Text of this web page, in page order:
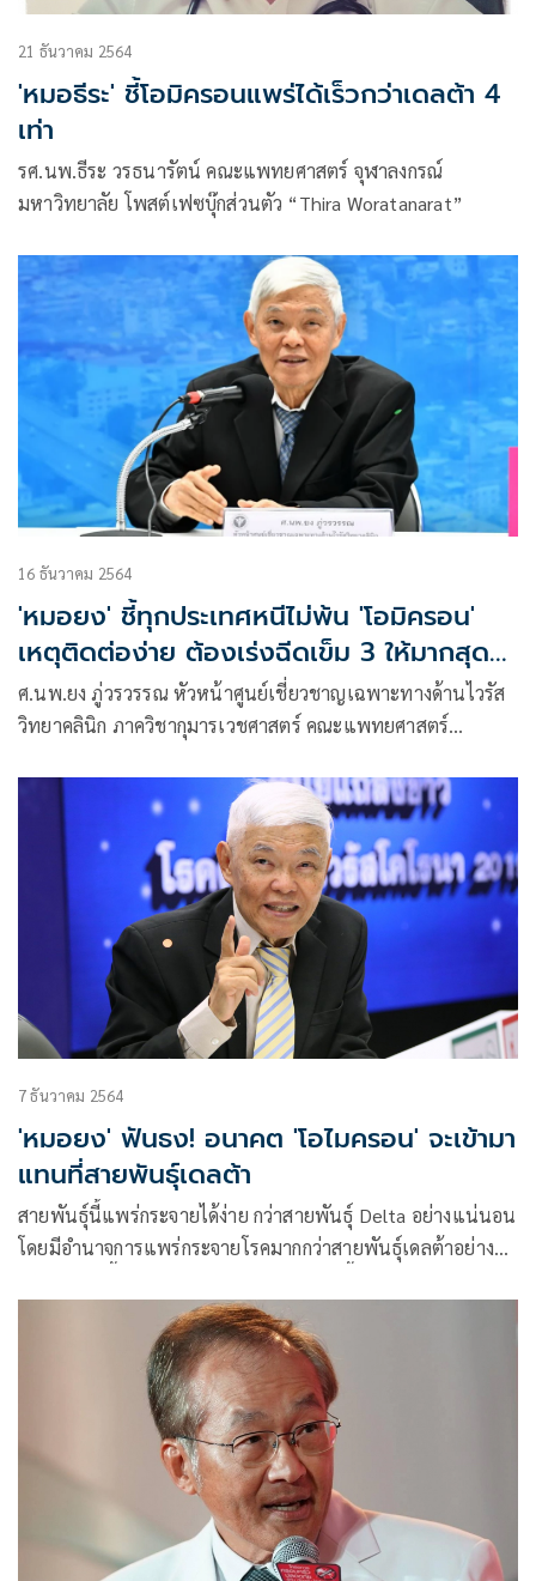
21 ธันวาคม 2564
'หมอธีระ' ชี้โอมิครอนแพร่ได้เร็วกว่าเดลต้า 4
เท่า
รศ.นพ.ธีระ วรธนารัตน์ คณะแพทยศาสตร์ จุฬาลงกรณ์
มหาวิทยาลัย โพสต์เฟซบุ๊กส่วนตัว “Thira Woratanarat”
16 ธันวาคม 2564
'หมอยง' ชี้ทุกประเทศหนีไม่พ้น 'โอมิครอน'
เหตุติดต่อง่าย ต้องเร่งฉีดเข็ม 3 ให้มากสุด
ลดแพร่ระบาด
ศ.นพ.ยง ภู่วรวรรณ หัวหน้าศูนย์เชี่ยวชาญเฉพาะทางด้านไวรัส
วิทยาคลินิก ภาควิชากุมารเวชศาสตร์ คณะแพทยศาสตร์
7 ธันวาคม 2564
'หมอยง' ฟันธง! อนาคต 'โอไมครอน' จะเข้ามา
แทนที่สายพันธุ์เดลต้า
สายพันธุ์นี้แพร่กระจายได้ง่าย กว่าสายพันธุ์ Delta อย่างแน่นอน
โดยมีอำนาจการแพร่กระจายโรคมากกว่าสายพันธุ์เดลต้าอย่าง